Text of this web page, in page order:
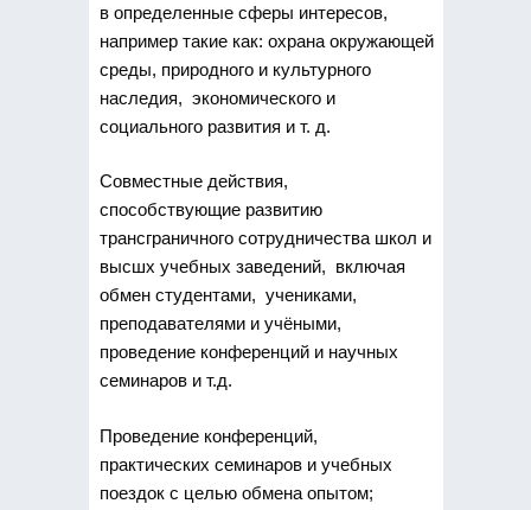
в определенные сферы интересов,
например такие как: охрана окружающей
среды, природного и культурного
наследия, экономического и
социального развития и т. д.
Совместные действия,
способствующие развитию
трансграничного сотрудничества школ и
высшх учебных заведений, включая
обмен студентами, учениками,
преподавателями и учёными,
проведение конференций и научных
семинаров и т.д.
Проведение конференций,
практических семинаров и учебных
поездок с целью обмена опытом;